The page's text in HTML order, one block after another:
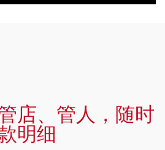
店、管人，随时
明细